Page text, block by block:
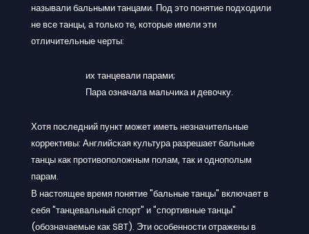
называли бальными танцами. Под это понятие подходили
не все танцы, а только те, которые имели эти
отличительные черты:
их танцевали парами;
Пара означала мальчика и девочку.
Хотя последний пункт может иметь незначительные
коррективы: Английская культура разрешает бальные
танцы как противоположным полам, так и однополым
парам.
В настоящее время понятие "бальные танцы" включает в
себя "танцевальный спорт" и "спортивные танцы"
(обозначаемые как SBT). Эти особенности отражены в